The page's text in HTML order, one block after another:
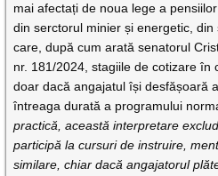
mai afectați de noua lege a
din serctorul minier și energetic,
care, după cum arată senatorul
nr. 181/2024, stagiile de cotizare în
doar dacă angajatul își desfășoară
întreaga durată a programului
practică, această interpretare
participă la cursuri de instruire,
similare, chiar dacă angajatorul